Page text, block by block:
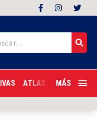
ATLAS LIGA MX
MÁS